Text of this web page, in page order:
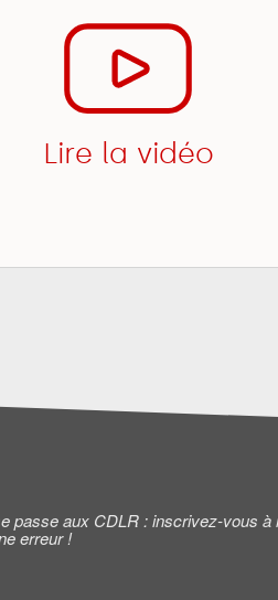
Lire la vidéo
passe aux CDLR : inscrivez-vous à
erreur !